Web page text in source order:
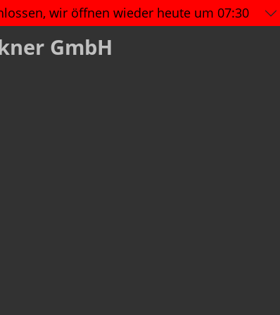
wir öffnen wieder heute um 07:30
GmbH